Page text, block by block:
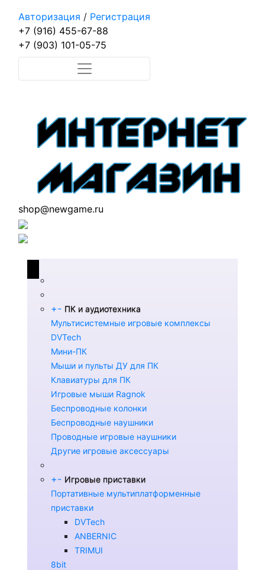
Авторизация / Регистрация
+7 (916) 455-67-88
+7 (903) 101-05-75
shop@newgame.ru
+- ПК и аудиотехника
Мультисистемные игровые комплексы
DVTech
Мини-ПК
Мыши и пульты ДУ для ПК
Клавиатуры для ПК
Игровые мыши Ragnok
Беспроводные колонки
Беспроводные наушники
Проводные игровые наушники
Другие игровые аксессуары
+- Игровые приставки
Портативные мультиплатформенные
приставки
DVTech
ANBERNIC
TRIMUI
8bit